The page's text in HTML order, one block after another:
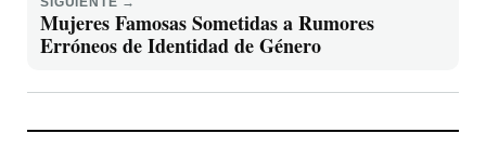
Mujeres Famosas Sometidas a Rumores
Erróneos de Identidad de Género